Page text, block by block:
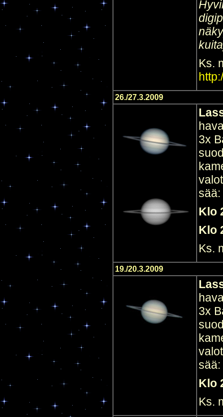
Ks.
26./27.3.2009
3x
sää:
Klo
Klo
Ks.
19./20.3.2009
3x
sää:
Klo
Ks.